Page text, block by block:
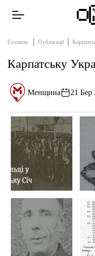
Тексти
Публікації
Бюджет
Тендери
Головна Публікації
Карпатську
Менщина 21 Бер